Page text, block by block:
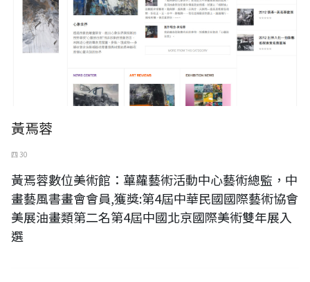
黃焉蓉
四 30
黃焉蓉數位美術館：蓽蘿藝術活動中心藝術總監，中
畫藝風書畫會會員,獲獎:第4屆中華民國國際藝術協會
美展油畫類第二名第4屆中國北京國際美術雙年展入
選